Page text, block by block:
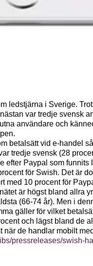
ledstjärna i Sverige.
var tredje svensk
användare och
betalsätt vid e-handel
tredje svensk (28
efter Paypal som
för Swish. Det är
med 10 procent för
är högst bland allra
(66-74 år). Men i
gäller för vilket
och lägst bland de
de handlar mobilt
pressreleases/swish-